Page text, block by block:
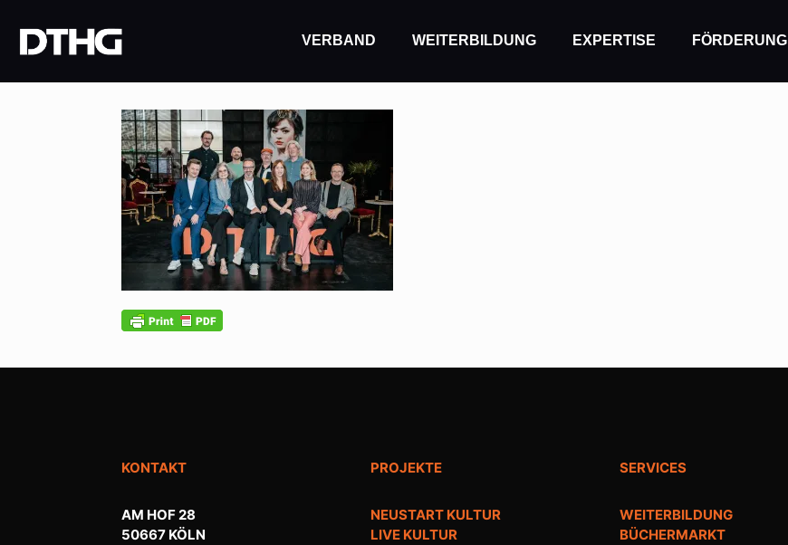
VERBAND WEITERBILDUNG EXPERTISE FÖRDERUNG
KONTAKT
AM HOF 28
50667 KÖLN
PROJEKTE
NEUSTART KULTUR
LIVE KULTUR
SERVICES
WEITERBILDUNG
BÜCHERMARKT